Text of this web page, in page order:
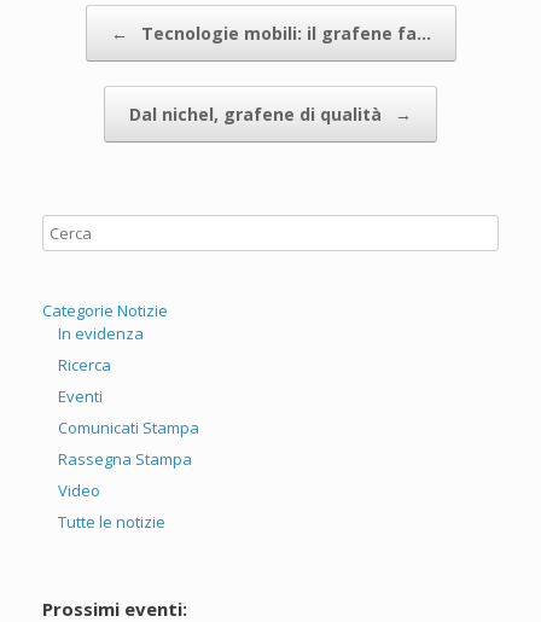
Navigazione articolo
← Tecnologie mobili: il grafene fa…
Dal nichel, grafene di qualità →
Categorie Notizie
In evidenza
Ricerca
Eventi
Comunicati Stampa
Rassegna Stampa
Video
Tutte le notizie
Prossimi eventi: